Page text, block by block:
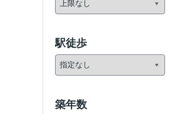
駅徒歩
築年数